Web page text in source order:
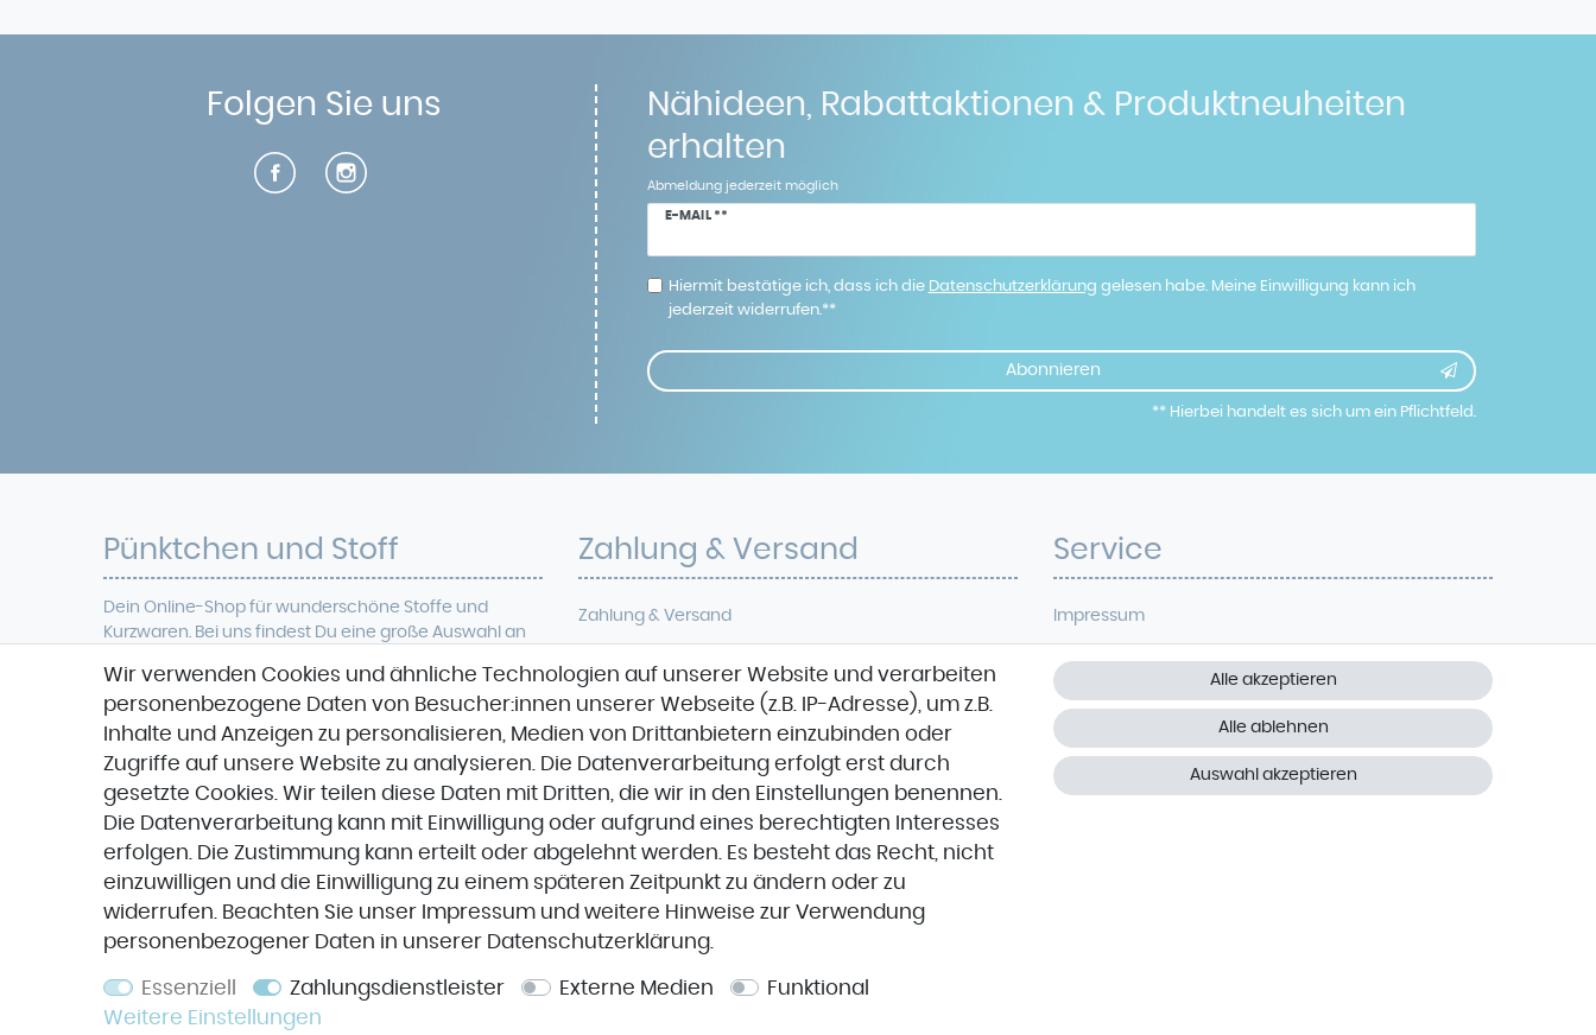
Folgen Sie uns
Nähideen, Rabattaktionen & Produktneuheiten
erhalten
Abmeldung jederzeit möglich
E-MAIL **
Newsletter
Hiermit bestätige ich, dass ich die Daten­schutz­erklärung gelesen habe. Meine Einwilligung kann ich
jederzeit widerrufen.**
Abonnieren
** Hierbei handelt es sich um ein Pflichtfeld.
Pünktchen und Stoff
Dein Online-Shop für wunderschöne Stoffe und
Kurzwaren. Bei uns findest Du eine große Auswahl an
wie Viskose, Jersey, Cord, French Terry, Baumwolle ,
Softshell, Denim, Jacquard, Veganes Leder uvm.
Zudem führen wir eine große Anzahl verschieden
Designer-Stoffe und Marken wie Hamburger Liebe,
Stenzo,
Stoffspektakel oder Glünz.
Zahlung & Versand
Zahlung & Versand
VORKASSE
Service
Impressum
Datenschutz
Widerrufsrecht
AGB
Kontakt
Wir verwenden Cookies und ähnliche Technologien auf unserer Website und verarbeiten
personenbezogene Daten von Besucher:innen unserer Webseite (z.B. IP-Adresse), um z.B.
Inhalte und Anzeigen zu personalisieren, Medien von Drittanbietern einzubinden oder
Zugriffe auf unsere Website zu analysieren. Die Datenverarbeitung erfolgt erst durch
gesetzte Cookies. Wir teilen diese Daten mit Dritten, die wir in den Einstellungen benennen.
Die Datenverarbeitung kann mit Einwilligung oder aufgrund eines berechtigten Interesses
erfolgen. Die Zustimmung kann erteilt oder abgelehnt werden. Es besteht das Recht, nicht
einzuwilligen und die Einwilligung zu einem späteren Zeitpunkt zu ändern oder zu
widerrufen. Beachten Sie unser Impressum und weitere Hinweise zur Verwendung
personenbezogener Daten in unserer
Daten­schutz­erklärung
Essenziell Zahlungsdienstleister Externe Medien
Funktional
Weitere Einstellungen
Alle akzeptieren
Alle ablehnen
Auswahl akzeptieren